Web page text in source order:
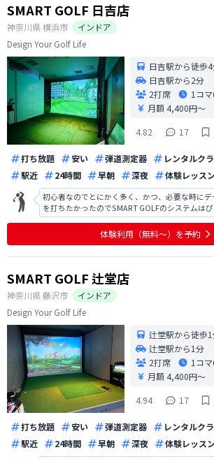
SMART GOLF 日吉店
神奈川県横浜市
インドア
Design Your Golf Life
日吉駅から徒歩
日吉駅から2分
2打席
1コマ
月額 4,400円〜
4.82
17
打ち放題 安い 弾道測定器 レンタルク
駅近
24時間 早朝 深夜 体験レッス
初心者なのでとにかく多く、かつ、必要な時に
を打ちたかったのでSMART GOLFのシステムはぴったり
ファンなので、会員向けコンテンツを楽しみにし
体験利用（無料〜）を予約
SMART GOLF 辻堂店
神奈川県 藤沢市
インドア
Design Your Golf Life
辻堂駅から徒歩
辻堂駅から1分
2打席
1コマ
月額 4,400円〜
4.94
17
打ち放題 安い 弾道測定器 レンタルク
駅近
24時間 早朝 深夜 体験レッス